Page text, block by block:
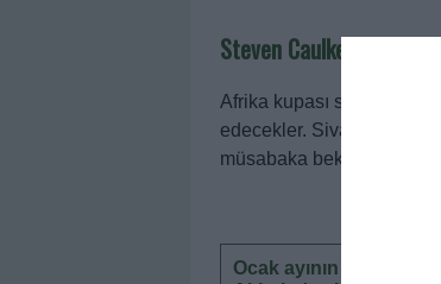
Steven Caulker–
Afrika kupası sonrası
edecekler. Sivasspor’da
müsabaka beklemekle
Ocak ayının en